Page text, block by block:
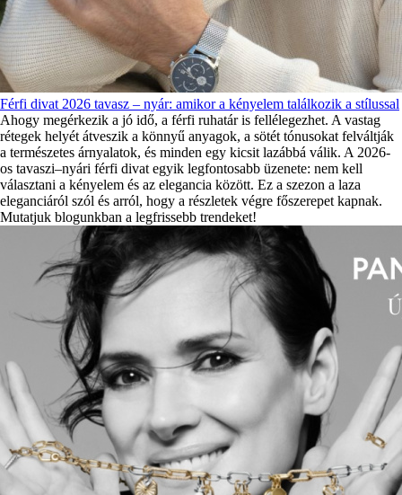
Férfi divat 2026 tavasz – nyár: amikor a kényelem találkozik a stílussal
Ahogy megérkezik a jó idő, a férfi ruhatár is fellélegezhet. A vastag
rétegek helyét átveszik a könnyű anyagok, a sötét tónusokat felváltják
a természetes árnyalatok, és minden egy kicsit lazábbá válik. A 2026-
os tavaszi–nyári férfi divat egyik legfontosabb üzenete: nem kell
választani a kényelem és az elegancia között. Ez a szezon a laza
eleganciáról szól és arról, hogy a részletek végre főszerepet kapnak.
Mutatjuk blogunkban a legfrissebb trendeket!